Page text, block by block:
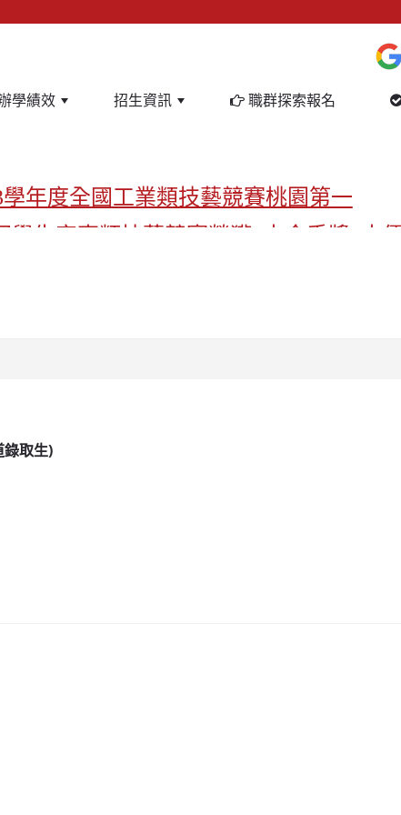
學績效 招生資訊 職群探索報名
學年度全國工業類技藝競賽桃園第一
學生家事類技藝競賽榮獲1支金手獎3支
取生)